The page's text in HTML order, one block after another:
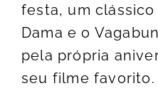
festa, um clássico
Dama e o
pela própria
seu filme favorito.